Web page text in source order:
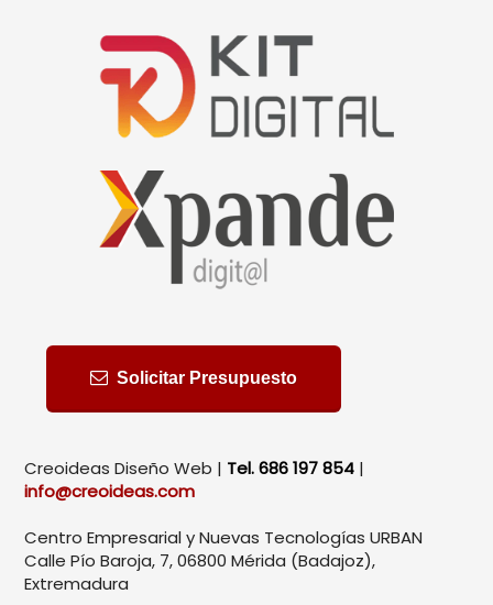
Solicitar Presupuesto
Creoideas Diseño Web | Tel. 686 197 854 |
info@creoideas.com
Centro Empresarial y Nuevas Tecnologías URBAN
Calle Pío Baroja, 7, 06800 Mérida (Badajoz),
Extremadura